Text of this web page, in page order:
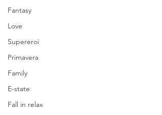
Fantasy
Love
Supereroi
Primavera
Family
E-state
Fall in relax